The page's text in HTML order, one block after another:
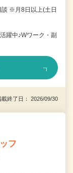
※月8日以上(土日
躍中♪Wワーク・副
終了日： 2026/09/30
フ